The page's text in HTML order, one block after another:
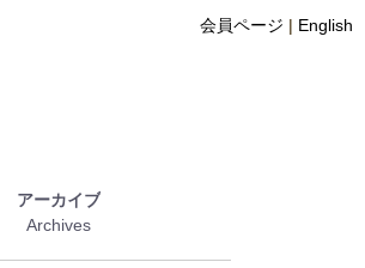
会員ページ | English
アーカイブ